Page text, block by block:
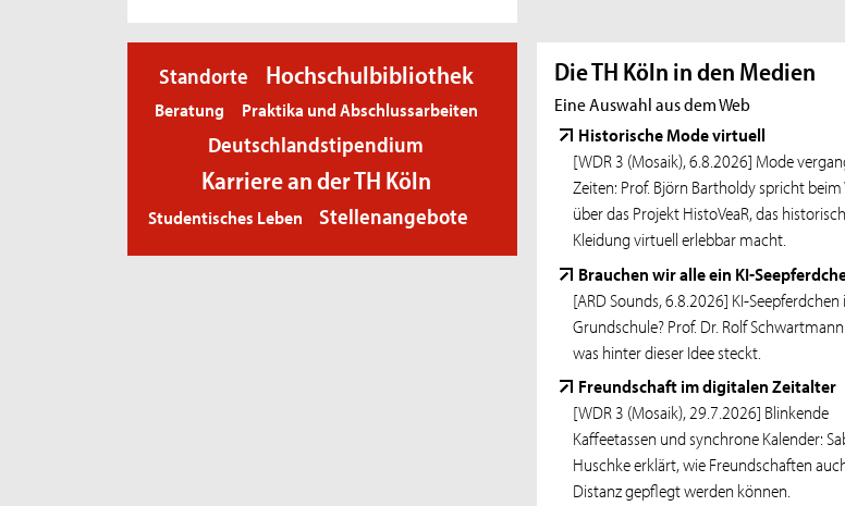
11.08.26 - Zoom-Sprechstunde
Online-Sprechstunde für Incomings
Exchange
11.08.26 - Zoom-Sprechstunde
Online-Sprechstunde: Erasmus+
Auslandsstudium
Offene Zoom-Sprechstunde für
Promotionsinteressierte und
11.08.26 - Workshop
Erfolgreich Eigenkapital finden: Mach
interessant für Investoren
11.08.26 - Zoom-Sprechstunde
Online-Sprechstunde für
und Studierende mit
Standorte Hochschulbibliothek
Beratung Praktika und Abschlussarbeiten
Deutschlandstipendium
Karriere an der TH Köln
Studentisches Leben Stellenangebote
Die TH Köln in den Medien
Eine Auswahl aus dem Web
Historische Mode virtuell
[WDR 3 (Mosaik), 6.8.2026] Mode
Zeiten: Prof. Björn Bartholdy spricht beim
über das Projekt HistoVeaR, das
Kleidung virtuell erlebbar macht.
Brauchen wir alle ein KI-
[ARD Sounds, 6.8.2026] KI-Seepferdchen
Grundschule? Prof. Dr. Rolf
was hinter dieser Idee steckt.
Freundschaft im digitalen Zeitalter
[WDR 3 (Mosaik), 29.7.2026] Blinkende
Kaffeetassen und synchrone Kalender:
Huschke erklärt, wie Freundschaften
Distanz gepflegt werden können.